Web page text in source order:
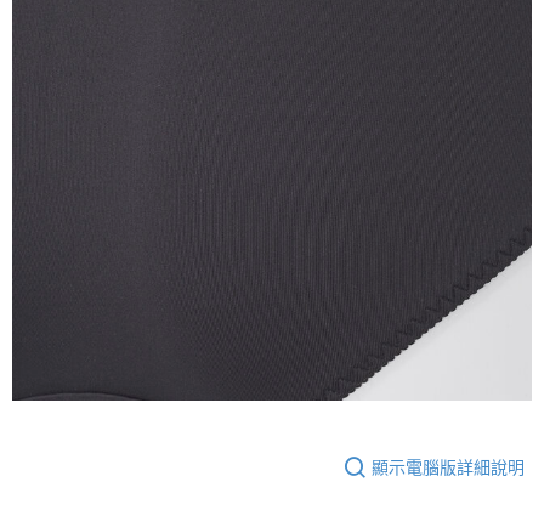
顯示電腦版詳細說明